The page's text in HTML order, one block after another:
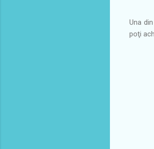
Una
poţi